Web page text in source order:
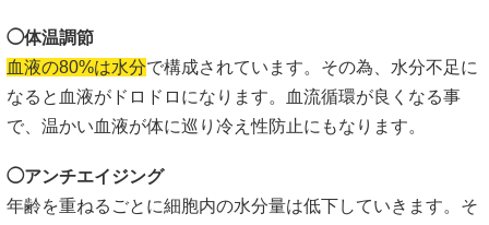
◯体温調節
血液の80%は水分で構成されています。その為、水分不足に
なると血液がドロドロになります。血流循環が良くなる事
で、温かい血液が体に巡り冷え性防止にもなります。
◯アンチエイジング
年齢を重ねるごとに細胞内の水分量は低下していきます。そ